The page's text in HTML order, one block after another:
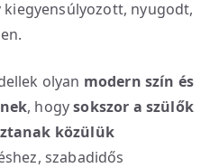
kiegyensúlyozott, nyugodt,
olyan modern szín és
, hogysokszor a szülők
közülük
szabadidős